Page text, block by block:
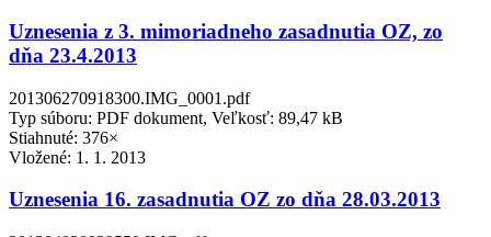
Uznesenia z 3. mimoriadneho zasadnutia OZ, zo
dňa 23.4.2013
201306270918300.IMG_0001.pdf
Typ súboru: PDF dokument, Veľkosť: 89,47 kB
Stiahnuté: 376×
Vložené: 1. 1. 2013
Uznesenia 16. zasadnutia OZ zo dňa 28.03.2013